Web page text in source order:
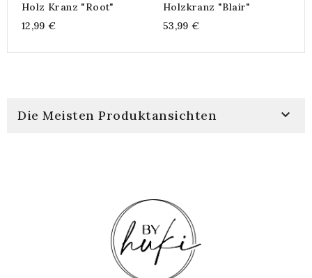
Holz Kranz "root"
12,99 €
Holzkranz "Blair"
53,99 €
Die Meisten Produktansichten 